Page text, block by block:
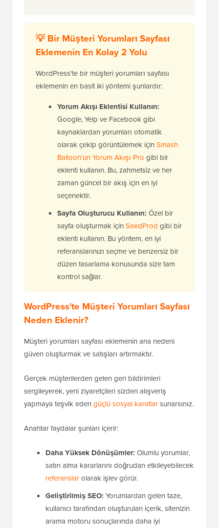
💡 Bir Müşteri Yorumları Sayfası
Eklemenin En Kolay 2 Yolu
WordPress'te bir müşteri yorumları sayfası
eklemenin en basit iki yöntemi şunlardır:
Yorum Akışı Eklentisi Kullanın:
Google, Yelp ve Facebook gibi
kaynaklardan yorumları otomatik
olarak çekip görüntülemek için Smash
Balloon’un Yorum Akışı Pro gibi bir
eklenti kullanın. Bu, zahmetsiz ve her
zaman güncel bir akış için en iyi
seçenektir.
Sayfa Oluşturucu Kullanın: Özel bir
sayfa oluşturmak için SeedProd gibi bir
eklenti kullanın. Bu yöntem, en iyi
referanslarınızı seçme ve benzersiz bir
düzen tasarlama konusunda size tam
kontrol sağlar.
WordPress'te Müşteri Yorumları Sayfası
Neden Eklenir?
Müşteri yorumları sayfası eklemenin ana nedeni
güven oluşturmak ve satışları artırmaktır.
Gerçek müşterilerden gelen geri bildirimleri
sergileyerek, yeni ziyaretçileri sizden alışveriş
yapmaya teşvik eden güçlü sosyal kanıtlarsunarsınız.
Anahtar faydalar şunları içerir:
Daha Yüksek Dönüşümler: Olumlu yorumlar,
satın alma kararlarını doğrudan etkileyebilecek
referanslarolarak işlev görür.
Geliştirilmiş SEO: Yorumlardan gelen taze,
kullanıcı tarafından oluşturulan içerik, sitenizin
arama motoru sonuçlarında daha iyi